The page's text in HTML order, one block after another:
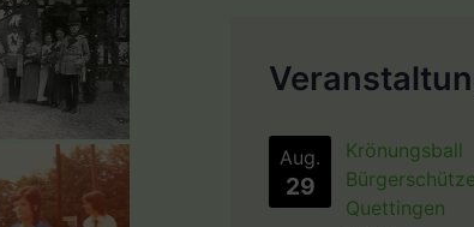
Aug.
29
Krönungsball
Quettingen